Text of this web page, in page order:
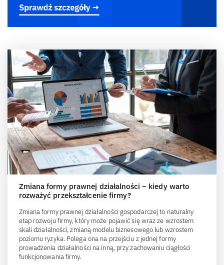
Zmiana formy prawnej działalności – kiedy warto
rozważyć przekształcenie firmy?
Zmiana formy prawnej działalności gospodarczej to naturalny
etap rozwoju firmy, który może pojawić się wraz ze wzrostem
skali działalności, zmianą modelu biznesowego lub wzrostem
poziomu ryzyka. Polega ona na przejściu z jednej formy
prowadzenia działalności na inną, przy zachowaniu ciągłości
funkcjonowania firmy.